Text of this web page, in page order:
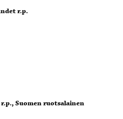
r.p.
Suomen ruotsalainen